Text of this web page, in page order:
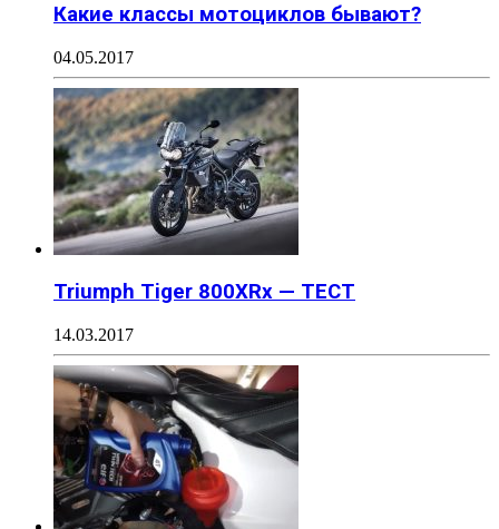
Какие классы мотоциклов бывают?
04.05.2017
Triumph Tiger 800XRx — ТЕСТ
14.03.2017